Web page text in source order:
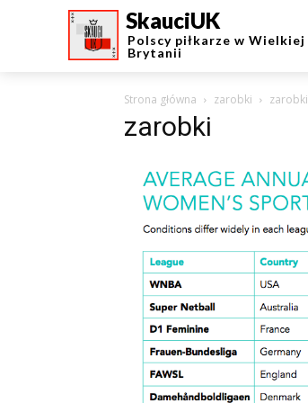
SkauciUK
Polscy piłkarze w Wielkiej
Brytanii
Strona główna zarobki zarobki
zarobki